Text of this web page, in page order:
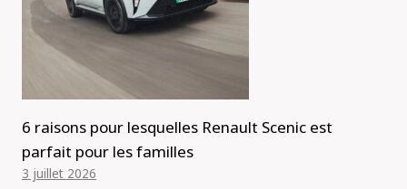
6 raisons pour lesquelles Renault Scenic est
parfait pour les familles
3 juillet 2026